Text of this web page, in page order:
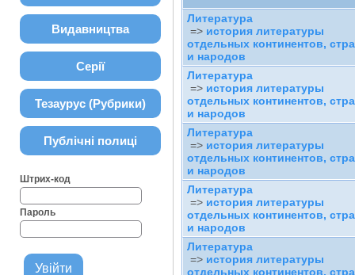
Видавництва
Серії
Тезаурус (Рубрики)
Публічні полиці
Штрих-код
Пароль
Литература
=> история литературы
отдельных континентов,
и народов
Литература
=> история литературы
отдельных континентов,
и народов
Литература
=> история литературы
отдельных континентов,
и народов
Литература
=> история литературы
отдельных континентов,
и народов
Литература
=> история литературы
отдельных континентов,